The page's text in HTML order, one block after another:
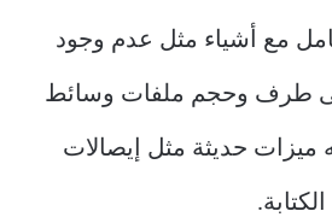
مع أشياء مثل عدم وجود
طرف وحجم ملفات وسائط
ميزات حديثة مثل إيصالات